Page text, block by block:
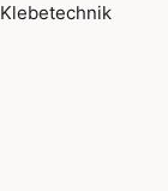
Klebetechnik